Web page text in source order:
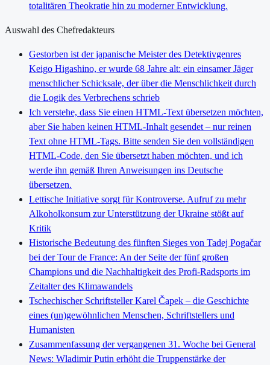
totalitären Theokratie hin zu moderner Entwicklung.
Auswahl des Chefredakteurs
Gestorben ist der japanische Meister des Detektivgenres
Keigo Higashino, er wurde 68 Jahre alt: ein einsamer Jäger
menschlicher Schicksale, der über die Menschlichkeit durch
die Logik des Verbrechens schrieb
Ich verstehe, dass Sie einen HTML-Text übersetzen möchten,
aber Sie haben keinen HTML-Inhalt gesendet – nur reinen
Text ohne HTML-Tags. Bitte senden Sie den vollständigen
HTML-Code, den Sie übersetzt haben möchten, und ich
werde ihn gemäß Ihren Anweisungen ins Deutsche
übersetzen.
Lettische Initiative sorgt für Kontroverse. Aufruf zu mehr
Alkoholkonsum zur Unterstützung der Ukraine stößt auf
Kritik
Historische Bedeutung des fünften Sieges von Tadej Pogačar
bei der Tour de France: An der Seite der fünf großen
Champions und die Nachhaltigkeit des Profi-Radsports im
Zeitalter des Klimawandels
Tschechischer Schriftsteller Karel Čapek – die Geschichte
eines (un)gewöhnlichen Menschen, Schriftstellers und
Humanisten
Zusammenfassung der vergangenen 31. Woche bei General
News: Wladimir Putin erhöht die Truppenstärke der